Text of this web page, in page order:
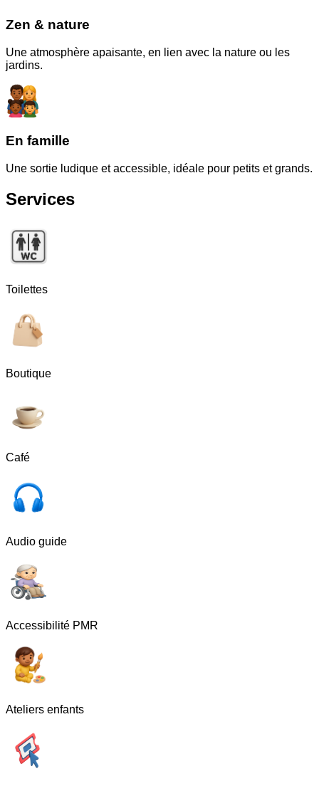
Zen & nature
Une atmosphère apaisante, en lien avec la nature ou les
jardins.
En famille
Une sortie ludique et accessible, idéale pour petits et grands.
Services
Toilettes
Boutique
Café
Audio guide
Accessibilité PMR
Ateliers enfants